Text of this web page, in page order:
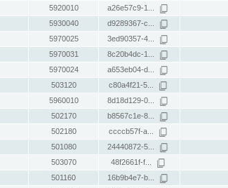
5920010 a26e57c9-1...
5930040 d9289367-c...
5970025 3ed90357-4...
5970031 8c20b4dc-1...
5970024 a653eb04-d...
503120 c80a4f21-5...
5960010 8d18d129-0...
502170 b8567c1e-8...
502180 ccccb57f-a...
501080 24440872-5...
503070 48f2661f-f...
501160 16b9b4e7-b...